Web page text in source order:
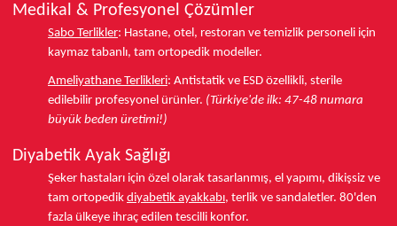
Medikal & Profesyonel Çözümler
Sabo Terlikler: Hastane, otel, restoran ve temizlik personeli için
kaymaz tabanlı, tam ortopedik modeller.
Ameliyathane Terlikleri: Antistatik ve ESD özellikli, sterile
edilebilir profesyonel ürünler. (Türkiye'de ilk: 47-48 numara
büyük beden üretimi!)
Diyabetik Ayak Sağlığı
Şeker hastaları için özel olarak tasarlanmış, el yapımı, dikişsiz ve
tam ortopedik diyabetik ayakkabı, terlik ve sandaletler. 80'den
fazla ülkeye ihraç edilen tescilli konfor.